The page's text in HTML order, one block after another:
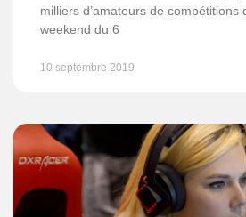
milliers d’amateurs de compétitions
weekend du 6
10 septembre 2019